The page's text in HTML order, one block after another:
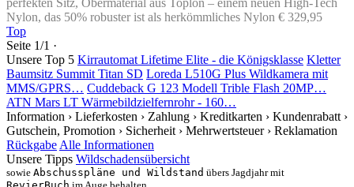
perfekten Sitz, Obermaterial aus Toplon – einem neuen High-Tech
Nylon, das 50% robuster ist als herkömmliches Nylon € 329,95
Top
Seite 1/1 ·
Unsere Top 5 Kirrautomat Lifetime Elite - die Königsklasse Kletter
Baumsitz Summit Titan SD Loreda L510G Plus Wildkamera mit
MMS/GPRS… Cuddeback G 123 Modell Trible Flash 20MP…
ATN Mars LT Wärmebildzielfernrohr - 160…
Information › Lieferkosten › Zahlung › Kreditkarten › Kundenrabatt ›
Gutschein, Promotion › Sicherheit › Mehrwertsteuer › Reklamation
Rückgabe Alle Informationen
Unsere Tipps Wildschadensübersicht
sowie Abschusspläne und Wildstand übers Jagdjahr mit